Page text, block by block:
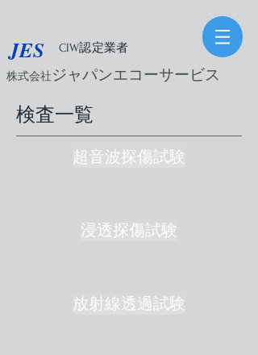
​JES CIW認定業者
株式会社ジャパンエコーサービス
​検査一覧
超音波探傷試験
浸透探傷試験
放射線透過試験